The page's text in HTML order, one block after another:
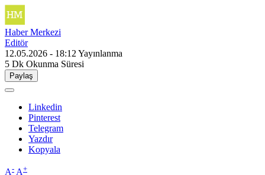
Haber Merkezi
Editör
12.05.2026 - 18:12 Yayınlanma
5 Dk Okunma Süresi
Paylaş
Linkedin
Pinterest
Telegram
Yazdır
Kopyala
A- A+